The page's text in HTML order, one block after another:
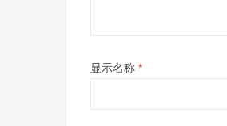
显示名称 *